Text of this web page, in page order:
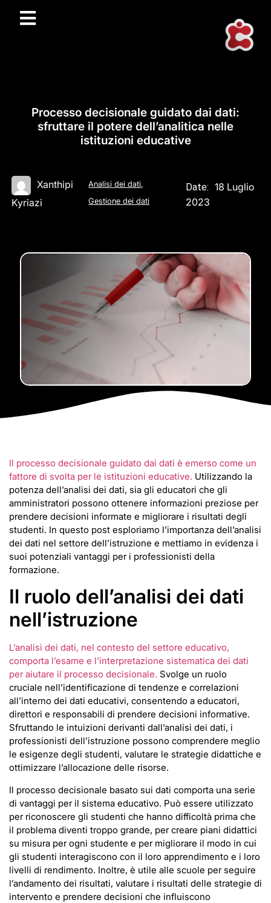
Processo decisionale guidato dai dati:
sfruttare il potere dell’analitica nelle
istituzioni educative
Xanthipi
Kyriazi
Analisi dei dati,
Gestione dei dati
Date: 18 Luglio
2023
Il processo decisionale guidato dai dati è emerso come un
fattore di svolta per le istituzioni educative. Utilizzando la
potenza dell’analisi dei dati, sia gli educatori che gli
amministratori possono ottenere informazioni preziose per
prendere decisioni informate e migliorare i risultati degli
studenti. In questo post esploriamo l’importanza dell’analisi
dei dati nel settore dell’istruzione e mettiamo in evidenza i
suoi potenziali vantaggi per i professionisti della
formazione.
Il ruolo dell’analisi dei dati
nell’istruzione
L’analisi dei dati, nel contesto del settore educativo,
comporta l’esame e l’interpretazione sistematica dei dati
per aiutare il processo decisionale. Svolge un ruolo
cruciale nell’identificazione di tendenze e correlazioni
all’interno dei dati educativi, consentendo a educatori,
direttori e responsabili di prendere decisioni informative.
Sfruttando le intuizioni derivanti dall’analisi dei dati, i
professionisti dell’istruzione possono comprendere meglio
le esigenze degli studenti, valutare le strategie didattiche e
ottimizzare l’allocazione delle risorse.
Il processo decisionale basato sui dati comporta una serie
di vantaggi per il sistema educativo. Può essere utilizzato
per riconoscere gli studenti che hanno difficoltà prima che
il problema diventi troppo grande, per creare piani didattici
su misura per ogni studente e per migliorare il modo in cui
gli studenti interagiscono con il loro apprendimento e i loro
livelli di rendimento. Inoltre, è utile alle scuole per seguire
l’andamento dei risultati, valutare i risultati delle strategie di
intervento e prendere decisioni che influiscono